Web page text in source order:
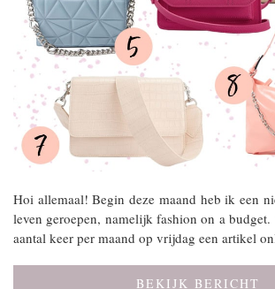
Hoi allemaal! Begin deze maand heb ik een
leven geroepen, namelijk fashion on a
aantal keer per maand op vrijdag een artikel
BEKIJK BERICHT